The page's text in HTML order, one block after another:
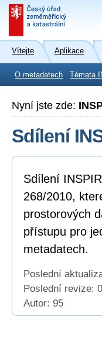
Vítejte Aplikace
O metadatech Témata
Nyní jste zde:
Sdílení
Sdílení
268/2010,
prostorových
přístupu pro
metadatech.
Poslední
Poslední revize:
Autor: 95